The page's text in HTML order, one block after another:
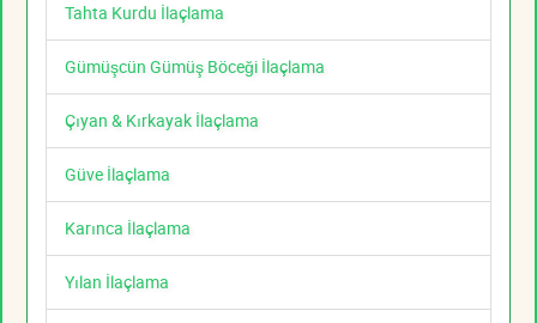
Tahta Kurdu İlaçlama
Gümüşcün Gümüş Böceği İlaçlama
Çıyan & Kırkayak İlaçlama
Güve İlaçlama
Karınca İlaçlama
Yılan İlaçlama